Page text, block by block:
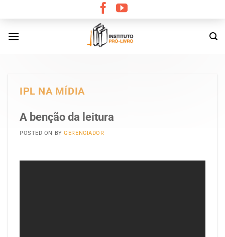
content
IPL NA MÍDIA
A benção da leitura
POSTED ON BYGERENCIADOR